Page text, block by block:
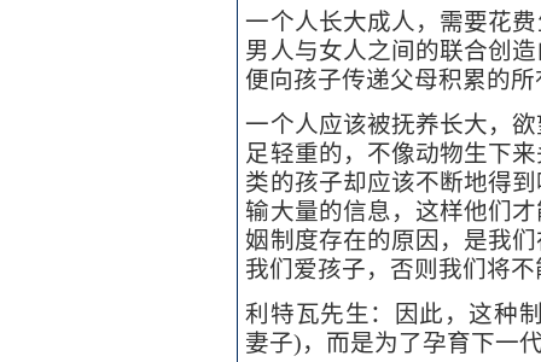
一个人长大成人，需要花
男人与女人之间的联合创
便向孩子传递父母积累的
一个人应该被抚养长大，
足轻重的，不像动物生下
类的孩子却应该不断地得
输大量的信息，这样他们
姻制度存在的原因，是我
我们爱孩子，否则我们将
利特瓦先生：因此，这种
妻子)，而是为了孕育下一